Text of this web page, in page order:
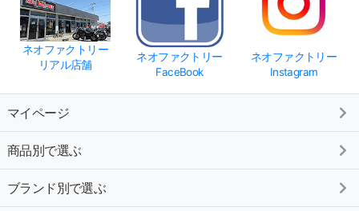
ネオファクトリー
リアル店舗
ネオファクトリー
FaceBook
ネオファクトリー
Instagram
マイページ
商品別で選ぶ
ブランド別で選ぶ